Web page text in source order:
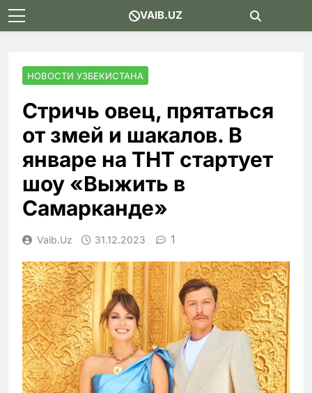
Skip
to
VAIB.UZ
НОВОСТИ УЗБЕКИСТАНА
Стричь овец, прятаться
от змей и шакалов. В
январе на ТНТ стартует
шоу «Выжить в
Самарканде»
Vaib.uz 31.12.2023 1